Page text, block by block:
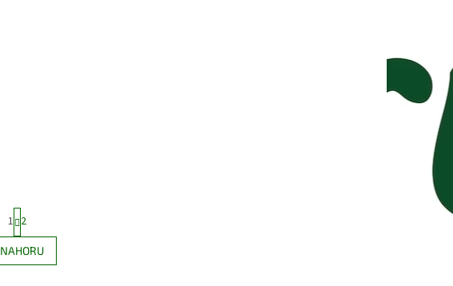
O
v
S
t
r
á
n
1 2
NAHORU